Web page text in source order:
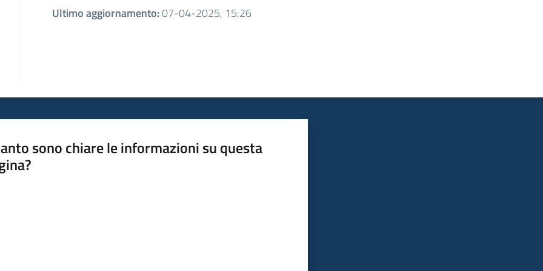
Ultimo aggiornamento:07-04-2025, 15:26
sono chiare le informazioni su questa